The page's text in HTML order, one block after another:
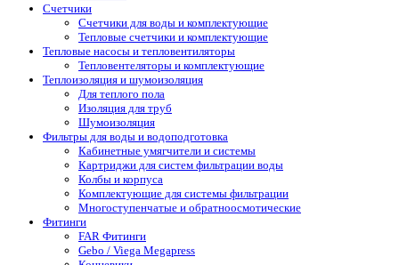
Счетчики
Счетчики для воды и комплектующие
Тепловые счетчики и комплектующие
Тепловые насосы и тепловентиляторы
Тепловентеляторы и комплектующие
Теплоизоляция и шумоизоляция
Для теплого пола
Изоляция для труб
Шумоизоляция
Фильтры для воды и водоподготовка
Кабинетные умягчители и системы
Картриджи для систем фильтрации воды
Колбы и корпуса
Комплектующие для системы фильтрации
Многоступенчатые и обратноосмотические
Фитинги
FAR Фитинги
Gebo / Viega Megapress